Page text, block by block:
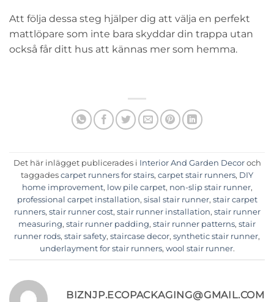
Att följa dessa steg hjälper dig att välja en perfekt
mattlöpare som inte bara skyddar din trappa utan
också får ditt hus att kännas mer som hemma.
Det här inlägget publicerades i Interior And Garden Decoroch
taggades carpet runners for stairs, carpet stair runners, DIY
home improvement, low pile carpet, non-slip stair runner,
professional carpet installation, sisal stair runner, stair carpet
runners, stair runner cost, stair runner installation, stair runner
measuring, stair runner padding, stair runner patterns, stair
runner rods, stair safety, staircase decor, synthetic stair runner,
underlayment for stair runners, wool stair runner.
BIZNJP.ECOPACKAGING@GMAIL.COM